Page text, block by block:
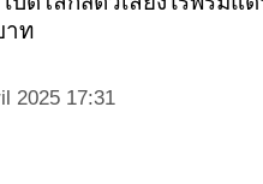
าท
2025 17:31